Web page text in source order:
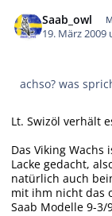
Saab_owl
19. März 2009
achso? was
Lt. Swizöl verhält
Das Viking
Lacke gedacht,
natürlich auch
mit ihm nicht das
Saab Modelle 9-3/